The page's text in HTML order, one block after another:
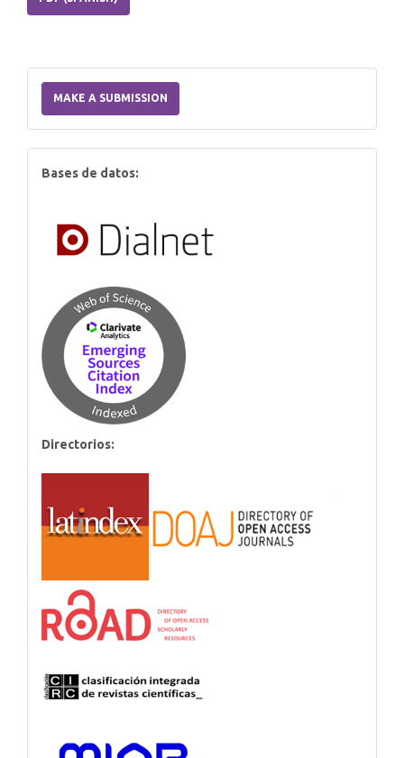
a
Submission
MAKE A SUBMISSION
Bases de datos:
Directorios: